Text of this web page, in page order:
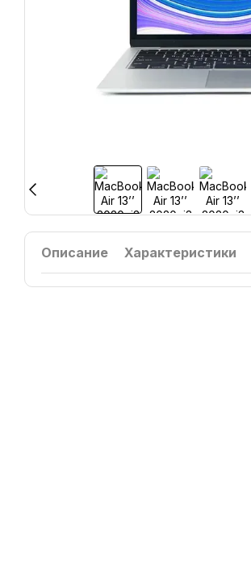
Описание Характеристики